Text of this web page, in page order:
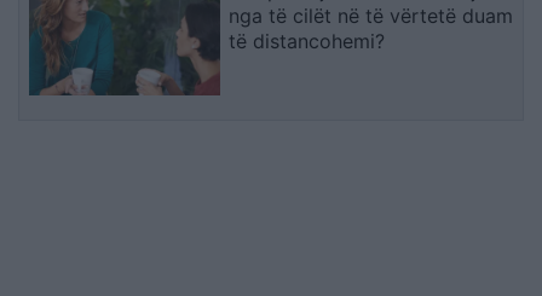
nga të cilët në të vërtetë duam
të distancohemi?